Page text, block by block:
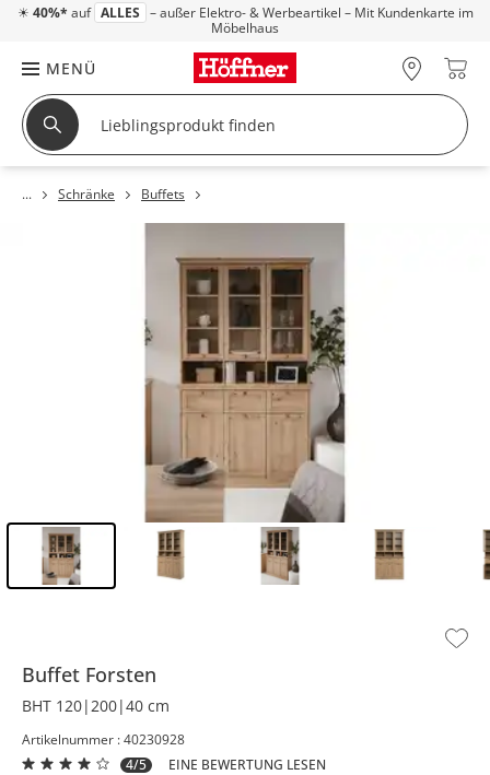
☀ 40%* auf ALLES – außer Elektro- & Werbeartikel – Mit Kundenkarte im
Möbelhaus
MENÜ
Schränke Buffets
Buffet Forsten
BHT 120|200|40 cm
Artikelnummer : 40230928
4/5
EINE BEWERTUNG LESEN